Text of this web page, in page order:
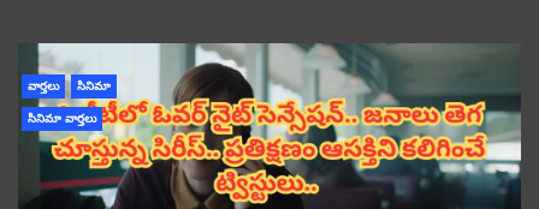
వార్తలు సినిమా
సినిమా వార్తలు